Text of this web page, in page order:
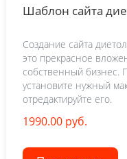
Шаблон сайта
Создание сайта
это прекрасное
собственный бизнес.
установите нужный
отредактируйте его.
1990.00 руб.